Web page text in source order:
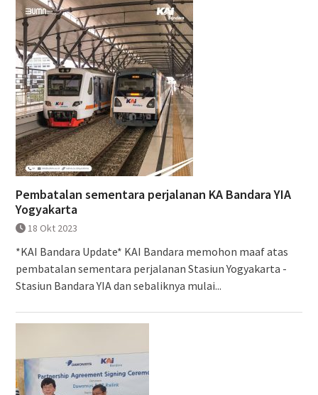
Pembatalan sementara perjalanan KA Bandara YIA
Yogyakarta
18 Okt 2023
*KAI Bandara Update* KAI Bandara memohon maaf atas
pembatalan sementara perjalanan Stasiun Yogyakarta -
Stasiun Bandara YIA dan sebaliknya mulai...